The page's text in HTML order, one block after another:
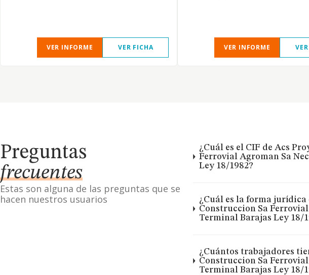
VER INFORME VER FICHA VER INFORME
Preguntas
frecuentes
Estas son alguna de las preguntas que se
hacen nuestros usuarios
¿Cuál es el CIF de Acs
Ferrovial Agroman Sa
Ley 18/1982?
¿Cuál es la forma jurídica
Construccion Sa
Terminal Barajas Ley 18/
¿Cuántos trabajadores
Construccion Sa
Terminal Barajas Ley 18/